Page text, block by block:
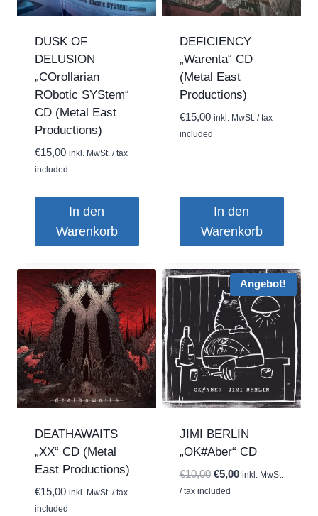
DUSK OF
DELUSION
„COrollarian
RObotic SYStem“
CD (Metal East
Productions)
€15,00 inkl. MwSt. / tax
included
In den
Warenkorb
DEFICIENCY
„Warenta“ CD
(Metal East
Productions)
€15,00 inkl. MwSt. / tax
included
In den
Warenkorb
DEATHAWAITS
„XX“ CD (Metal
East Productions)
€15,00 inkl. MwSt. / tax
included
Angebot!
JIMI BERLIN
„OK#Aber“ CD
€10,00 Ursprünglicher
Preis
€5,00Aktueller
inkl. MwSt.
/ tax included